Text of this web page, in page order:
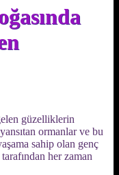
güzelliklerin
ormanlar ve bu
sahip olan genç
her zaman